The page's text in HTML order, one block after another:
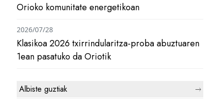
Orioko komunitate energetikoan
Klasikoa 2026 txirrindularitza-proba abuztuaren
1ean pasatuko da Oriotik
2026/07/28
Albiste guztiak